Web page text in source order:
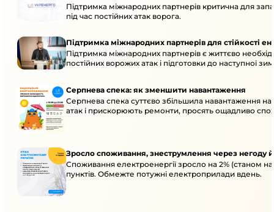
Підтримка міжнародних партнерів критична для
під час постійних атак ворога.
Підтримка міжнародних партнерів для стійкості
Підтримка міжнародних партнерів є життєво
постійних ворожих атак і підготовки до наступної
Серпнева спека: як зменшити навантаження
Серпнева спека суттєво збільшила навантаження
атак і прискорюють ремонти, просять ощадливо
Зросло споживання, знеструмлення через негоду
Споживання електроенергії зросло на 2% (станом
пунктів. Обмежте потужні електроприлади вдень.